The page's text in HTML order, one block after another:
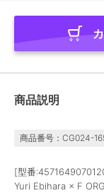
商品説明
商品番号：CG024-
[型番
Yuri Ebihara × F